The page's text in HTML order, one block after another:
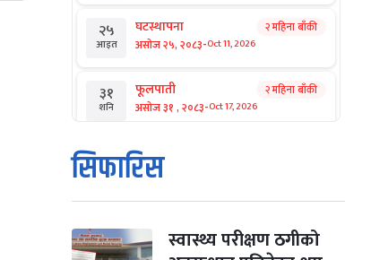
२५
आइत
घटस्थापना
असोज २५, २०८३-Oct 11, 2026
२ महिना बाँकी
३१
शनि
फूलपाती
असोज ३१ , २०८३-Oct 17, 2026
२ महिना बाँकी
१
आइत
कार्तिक सङ्क्रान्ति
कार्तिक १, २०८३
मंगल कार्तिक ३, २०८३-Oct 20, 2026
सिफारिस
स्वास्थ्य परीक्षण ठगीको